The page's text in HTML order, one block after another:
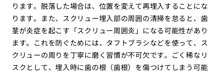
ります。脱落した場合は、位置を変えて再埋入することにな
ります。また、スクリュー埋入部の周囲の清掃を怠ると、歯
茎が炎症を起こす「スクリュー周囲炎」になる可能性があり
ます。これを防ぐためには、タフトブラシなどを使って、ス
クリューの周りを丁寧に磨く習慣が不可欠です。ごく稀なリ
スクとして、埋入時に歯の根（歯根）を傷つけてしまう可能